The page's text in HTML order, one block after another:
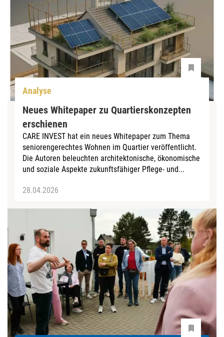
Analyse
Neues Whitepaper zu Quartierskonzepten
erschienen
CARE INVEST hat ein neues Whitepaper zum Thema
seniorengerechtes Wohnen im Quartier veröffentlicht.
Die Autoren beleuchten architektonische, ökonomische
und soziale Aspekte zukunftsfähiger Pflege- und...
28.04.2026